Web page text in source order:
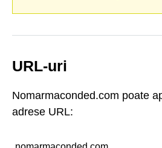
URL-uri
Nomarmaconded.com poate
adrese URL: